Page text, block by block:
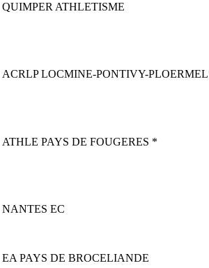
QUIMPER ATHLETISME
ACRLP LOCMINE-PONTIVY-
ATHLE PAYS DE FOUGERES *
NANTES EC
EA PAYS DE BROCELIANDE